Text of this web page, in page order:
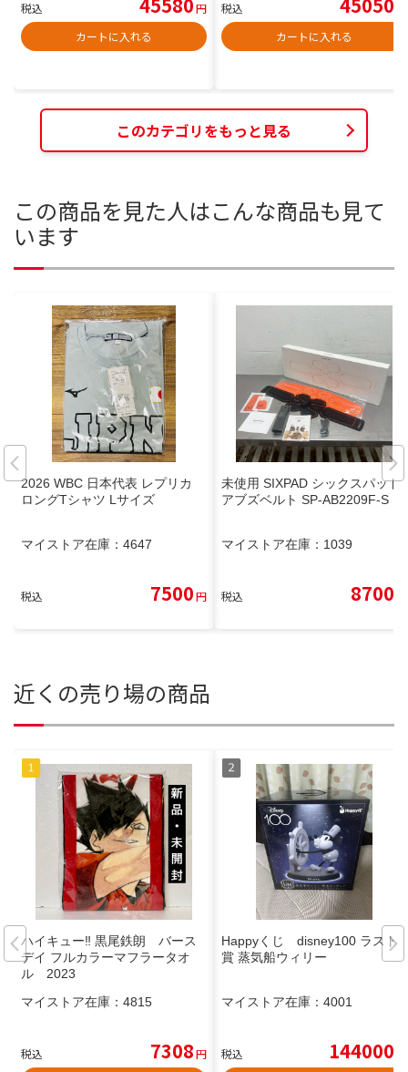
税込
円
カートに入れる
税込
カートに入れる
このカテゴリをもっと見る
この商品を見た人はこんな商品も見て
います
2026 WBC 日本代表 レプリカ
ロングTシャツ Lサイズ
マイストア在庫： 4647
税込 7500円
未使用 SIXPAD シックスパッド
アブズベルト SP-AB2209F-S
マイストア在庫： 1039
税込 8700
近くの売り場の商品
ハイキュー‼︎ 黒尾鉄朗 バース
デイ フルカラーマフラータオ
ル 2023
マイストア在庫： 4815
税込 7308円
Happyくじ disney100 ラスト
賞 蒸気船ウィリー
マイストア在庫： 4001
税込 144000